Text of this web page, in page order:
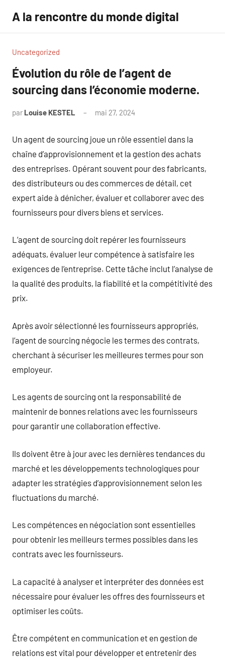
contenu
A la rencontre du monde digital
Uncategorized
Évolution du rôle de l’agent de
sourcing dans l’économie moderne.
par Louise KESTEL mai 27, 2024
Un agent de sourcing joue un rôle essentiel dans la
chaîne d’approvisionnement et la gestion des achats
des entreprises. Opérant souvent pour des fabricants,
des distributeurs ou des commerces de détail, cet
expert aide à dénicher, évaluer et collaborer avec des
fournisseurs pour divers biens et services.
L’agent de sourcing doit repérer les fournisseurs
adéquats, évaluer leur compétence à satisfaire les
exigences de l’entreprise. Cette tâche inclut l’analyse de
la qualité des produits, la fiabilité et la compétitivité des
prix.
Après avoir sélectionné les fournisseurs appropriés,
l’agent de sourcing négocie les termes des contrats,
cherchant à sécuriser les meilleures termes pour son
employeur.
Les agents de sourcing ont la responsabilité de
maintenir de bonnes relations avec les fournisseurs
pour garantir une collaboration effective.
Ils doivent être à jour avec les dernières tendances du
marché et les développements technologiques pour
adapter les stratégies d’approvisionnement selon les
fluctuations du marché.
Les compétences en négociation sont essentielles
pour obtenir les meilleurs termes possibles dans les
contrats avec les fournisseurs.
La capacité à analyser et interpréter des données est
nécessaire pour évaluer les offres des fournisseurs et
optimiser les coûts.
Être compétent en communication et en gestion de
relations est vital pour développer et entretenir des